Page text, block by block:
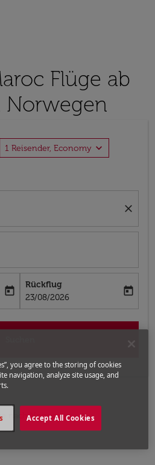
Flüge ab
Norwegen
1 Reisender, Economy expand_more
close
aria-label
today
Rückflug
fc-booking-return-date-aria-label
23/08/2026
today
nach Norwegen
you agree to the storing of cookies
navigation, analyze site usage, and
Accept All Cookies